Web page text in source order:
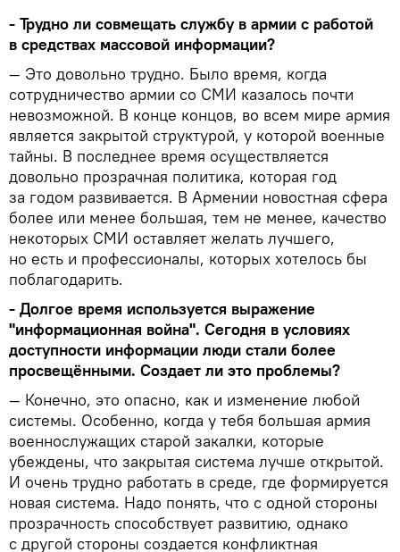
- Трудно ли совмещать службу в армии с работой
в средствах массовой информации?
— Это довольно трудно. Было время, когда
сотрудничество армии со СМИ казалось почти
невозможной. В конце концов, во всем мире армия
является закрытой структурой, у которой военные
тайны. В последнее время осуществляется
довольно прозрачная политика, которая год
за годом развивается. В Армении новостная сфера
более или менее большая, тем не менее, качество
некоторых СМИ оставляет желать лучшего,
но есть и профессионалы, которых хотелось бы
поблагодарить.
- Долгое время используется выражение
"информационная война". Сегодня в условиях
доступности информации люди стали более
просвещёнными. Создает ли это проблемы?
— Конечно, это опасно, как и изменение любой
системы. Особенно, когда у тебя большая армия
военнослужащих старой закалки, которые
убеждены, что закрытая система лучше открытой.
И очень трудно работать в среде, где формируется
новая система. Надо понять, что с одной стороны
прозрачность способствует развитию, однако
с другой стороны создается конфликтная